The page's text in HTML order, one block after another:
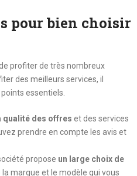
pour bien choisir
profiter de très nombreux
des meilleurs services, il
essentiels.
qualité des offres et des services
prendre en compte les avis et
propose un large choix de
la marque et le modèle qui vous